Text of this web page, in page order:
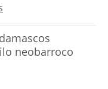
neobarroco